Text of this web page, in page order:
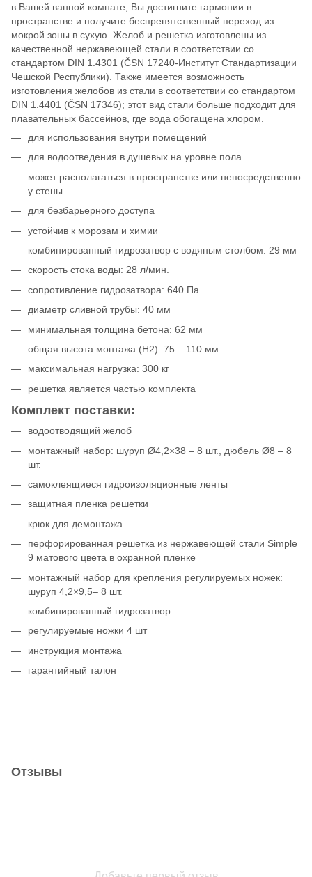
в Вашей ванной комнате, Вы достигните гармонии в
пространстве и получите беспрепятственный переход из
мокрой зоны в сухую. Желоб и решетка изготовлены из
качественной нержавеющей стали в соответствии со
стандартом DIN 1.4301 (ČSN 17240-Институт Стандартизации
Чешской Республики). Также имеется возможность
изготовления желобов из стали в соответствии со стандартом
DIN 1.4401 (ČSN 17346); этот вид стали больше подходит для
плавательных бассейнов, где вода обогащена хлором.
для использования внутри помещений
для водоотведения в душевых на уровне пола
может располагаться в пространстве или непосредственно
у стены
для безбарьерного доступа
устойчив к морозам и химии
комбинированный гидрозатвор с водяным столбом: 29 мм
скорость стока воды: 28 л/мин.
сопротивление гидрозатвора: 640 Па
диаметр сливной трубы: 40 мм
минимальная толщина бетона: 62 мм
общая высота монтажа (H2): 75 – 110 мм
максимальная нагрузка: 300 кг
решетка является частью комплекта
Комплект поставки:
водоотводящий желоб
монтажный набор: шуруп Ø4,2×38 – 8 шт., дюбель Ø8 – 8
шт.
самоклеящиеся гидроизоляционные ленты
защитная пленка решетки
крюк для демонтажа
перфорированная решетка из нержавеющей стали Simple
9 матового цвета в охранной пленке
монтажный набор для крепления регулируемых ножек:
шуруп 4,2×9,5– 8 шт.
комбинированный гидрозатвор
регулируемые ножки 4 шт
инструкция монтажа
гарантийный талон
Отзывы